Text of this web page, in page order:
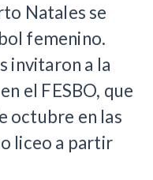
Natales se
femenino.
invitaron a la
el FESBO, que
octubre en las
liceo a partir